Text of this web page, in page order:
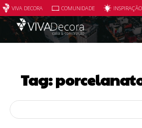
VIVA DECORA COMUNIDADE INSPIRAÇÃO
Tag: